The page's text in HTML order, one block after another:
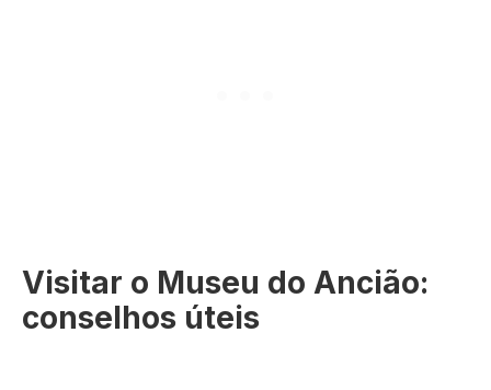
Visitar o Museu do Ancião:
conselhos úteis